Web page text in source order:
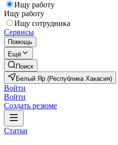
Ищу работу
Ищу работу
Ищу сотрудника
Сервисы
Помощь
Ещё
Поиск
Белый Яр (Республика Хакасия)
Войти
Войти
Создать резюме
Статьи